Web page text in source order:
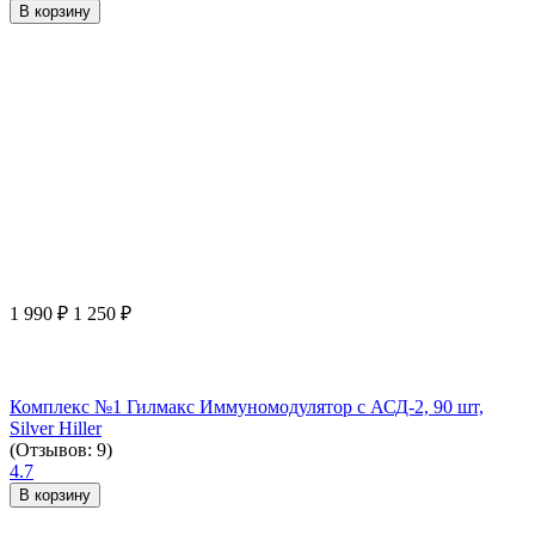
В корзину
1 990 ₽ 1 250 ₽
Комплекс №1 Гилмакс Иммуномодулятор с АСД-2, 90 шт,
Silver Hiller
(Отзывов: 9)
4.7
В корзину